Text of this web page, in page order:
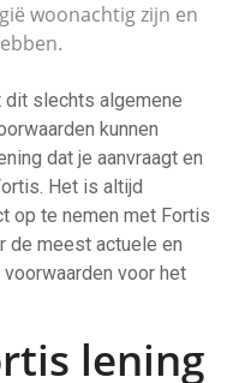
woonachtig zijn en
dit slechts algemene
kunnen
dat je aanvraagt en
Het is altijd
op te nemen met Fortis
de meest actuele en
voor het
lening